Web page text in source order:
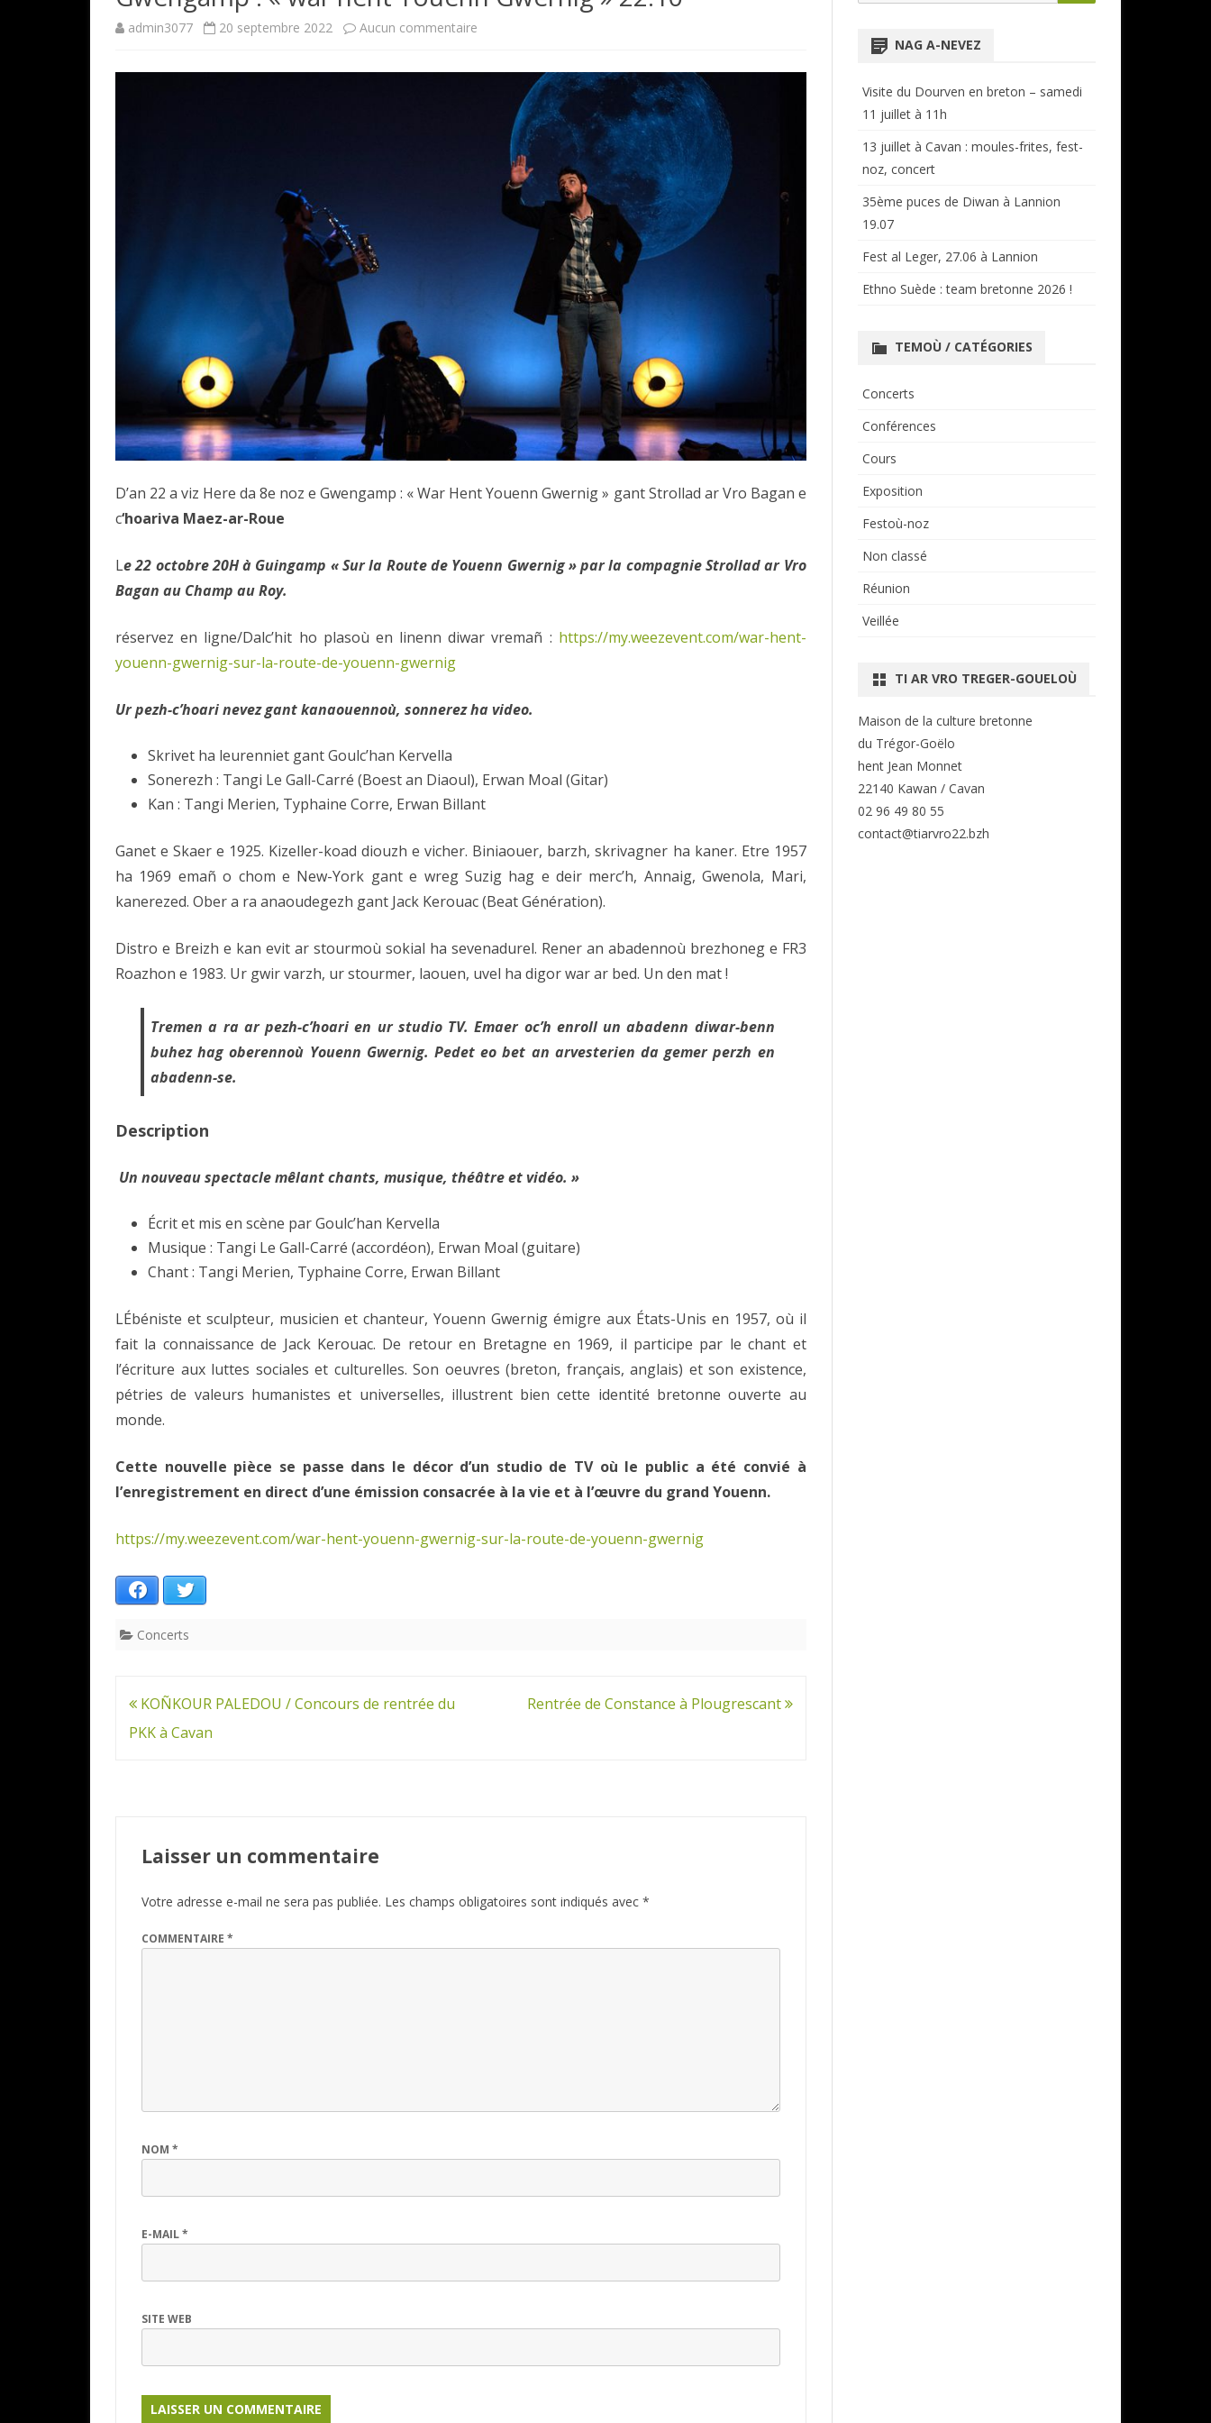
admin3077 20 septembre 2022 Aucun commentaire
Youenn
Gwernig »
D’an 22 a viz Here da 8e noz e Gwengamp : « War Hent Youenn Gwernig » gant Strollad ar Vro Bagan e
c‘hoariva Maez-ar-Roue
Le 22 octobre 20H à Guingamp « Sur la Route de Youenn Gwernig » par la compagnie Strollad ar Vro
Bagan au Champ au Roy.
réservez en ligne/Dalc’hit ho plasoù en linenn diwar vremañ : https://my.weezevent.com/war-hent-
youenn-gwernig-sur-la-route-de-youenn-gwernig
Ur pezh-c’hoari nevez gant kanaouennoù, sonnerez ha video.
Skrivet ha leurenniet gant Goulc’han Kervella
Sonerezh : Tangi Le Gall-Carré (Boest an Diaoul), Erwan Moal (Gitar)
Kan : Tangi Merien, Typhaine Corre, Erwan Billant
Ganet e Skaer e 1925. Kizeller-koad diouzh e vicher. Biniaouer, barzh, skrivagner ha kaner. Etre 1957
ha 1969 emañ o chom e New-York gant e wreg Suzig hag e deir merc’h, Annaig, Gwenola, Mari,
kanerezed. Ober a ra anaoudegezh gant Jack Kerouac (Beat Génération).
Distro e Breizh e kan evit ar stourmoù sokial ha sevenadurel. Rener an abadennoù brezhoneg e FR3
Roazhon e 1983. Ur gwir varzh, ur stourmer, laouen, uvel ha digor war ar bed. Un den mat !
Tremen a ra ar pezh-c’hoari en ur studio TV. Emaer oc’h enroll un abadenn diwar-benn
buhez hag oberennoù Youenn Gwernig. Pedet eo bet an arvesterien da gemer perzh en
abadenn-se.
Description
Un nouveau spectacle mêlant chants, musique, théâtre et vidéo. »
Écrit et mis en scène par Goulc’han Kervella
Musique : Tangi Le Gall-Carré (accordéon), Erwan Moal (guitare)
Chant : Tangi Merien, Typhaine Corre, Erwan Billant
LÉbéniste et sculpteur, musicien et chanteur, Youenn Gwernig émigre aux États-Unis en 1957, où il
fait la connaissance de Jack Kerouac. De retour en Bretagne en 1969, il participe par le chant et
l’écriture aux luttes sociales et culturelles. Son oeuvres (breton, français, anglais) et son existence,
pétries de valeurs humanistes et universelles, illustrent bien cette identité bretonne ouverte au
monde.
Cette nouvelle pièce se passe dans le décor d’un studio de TV où le public a été convié à
l’enregistrement en direct d’une émission consacrée à la vie et à l’œuvre du grand Youenn.
https://my.weezevent.com/war-hent-youenn-gwernig-sur-la-route-de-youenn-gwernig
Facebook
Concerts
Navigation
de
KOÑKOUR PALEDOU / Concours de rentrée du
PKK à Cavan
Rentrée de Constance à Plougrescant
Laisser un commentaire
Votre adresse e-mail ne sera pas publiée. Les champs obligatoires sont indiqués avec *
COMMENTAIRE *
NOM *
E-MAIL*
SITE WEB
for:
NAG A-NEVEZ
Visite du Dourven en breton – samedi
11 juillet à 11h
13 juillet à Cavan : moules-frites, fest-
noz, concert
35ème puces de Diwan à Lannion
19.07
Fest al Leger, 27.06 à Lannion
Ethno Suède : team bretonne 2026 !
TEMOÙ / CATÉGORIES
Concerts
Conférences
Cours
Exposition
Festoù-noz
Non classé
Réunion
Veillée
TI AR VRO TREGER-GOUELOÙ
Maison de la culture bretonne
du Trégor-Goëlo
hent Jean Monnet
22140 Kawan / Cavan
02 96 49 80 55
contact@tiarvro22.bzh